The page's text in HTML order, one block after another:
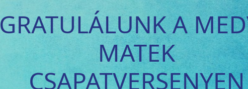
GRATULÁLUNK A
MATEK
CSAPATVERSENYEN